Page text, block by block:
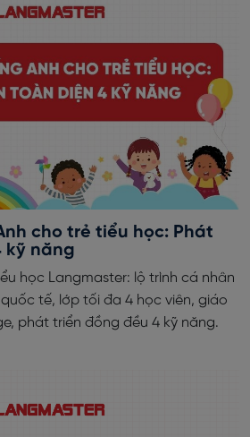
cho trẻ tiểu học: Phát
kỹ năng
học Langmaster: lộ trình cá nhân
tế, lớp tối đa 4 học viên, giáo
phát triển đồng đều 4 kỹ năng.